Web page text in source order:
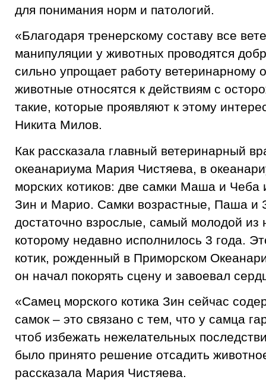
для понимания норм и патологий.
«Благодаря тренерскому составу все
манипуляции у животных проводятся
сильно упрощает работу ветеринарному
животные относятся к действиям с
такие, которые проявляют к этому
Никита Милов.
Как рассказала главный ветеринарный
океанариума Мария Чистяева, в
морских котиков: две самки Маша и
Зин и Марио. Самки возрастные, Паша и
достаточно взрослые, самый молодой из
которому недавно исполнилось 3 года.
котик, рожденный в Приморском
он начал покорять сцену и завоевал
«Самец морского котика Зин сейчас
самок – это связано с тем, что у самца
чтоб избежать нежелательных
было принято решение отсадить
рассказала Мария Чистяева.